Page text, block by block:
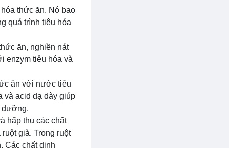
thức ăn. Nó bao
quá trình tiêu hóa
ăn, nghiền nát
enzym tiêu hóa và
ăn với nước tiêu
và acid dạ dày giúp
dưỡng.
hấp thụ các chất
già. Trong ruột
Các chất dinh